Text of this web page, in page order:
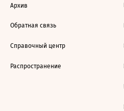
Архив
Обратная связь
Справочный центр
Распространение